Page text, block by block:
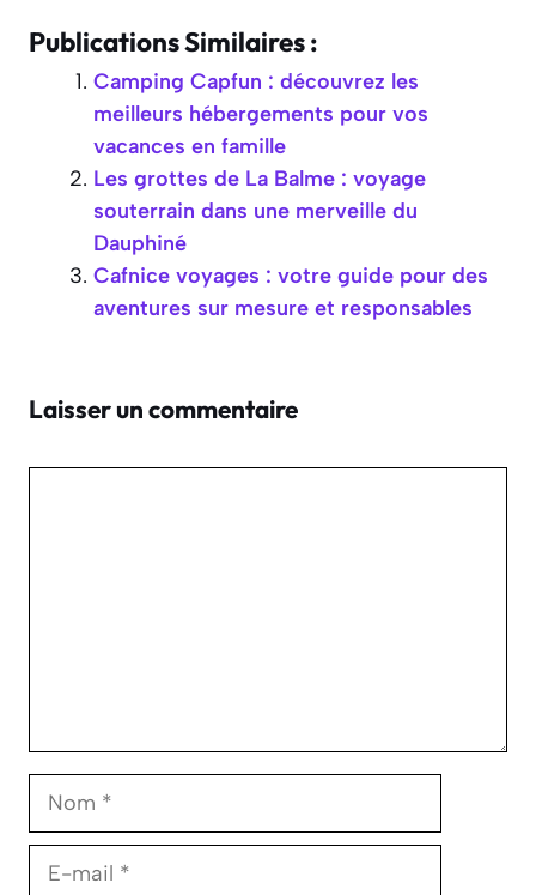
Publications Similaires :
Camping Capfun : découvrez les
meilleurs hébergements pour vos
vacances en famille
Les grottes de La Balme : voyage
souterrain dans une merveille du
Dauphiné
Cafnice voyages : votre guide pour des
aventures sur mesure et responsables
Laisser un commentaire
Nom
E-